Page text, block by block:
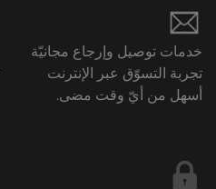
خدمات توصيل وإرجاع مجانيّة
تجربة التسوّق عبر الإنترنت
أسهل من أيّ وقت مضى.